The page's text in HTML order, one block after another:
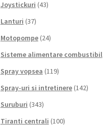
Joystickuri (43)
Lanturi (37)
Motopompe (24)
Sisteme alimentare combustibil
Spray vopsea (119)
Spray-uri si intretinere (142)
Suruburi (343)
Tiranti centrali (100)